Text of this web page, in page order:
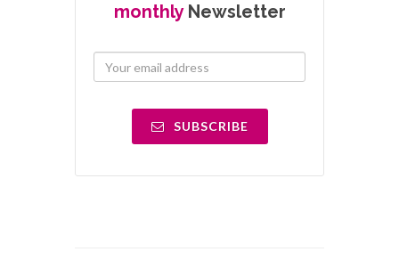
monthlyNewsletter
SUBSCRIBE